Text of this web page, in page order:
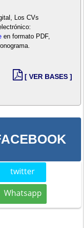
Los CVs
en formato PDF,
[ VER BASES ]
twitter
Tweet
Whatsapp
Whatsapp